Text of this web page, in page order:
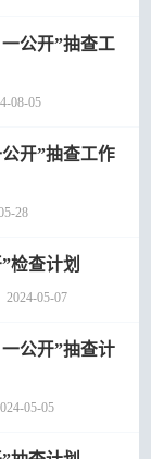
公开”抽查工
08-05
开”抽查工作
28
检查计划
05-07
公开”抽查计
05-05